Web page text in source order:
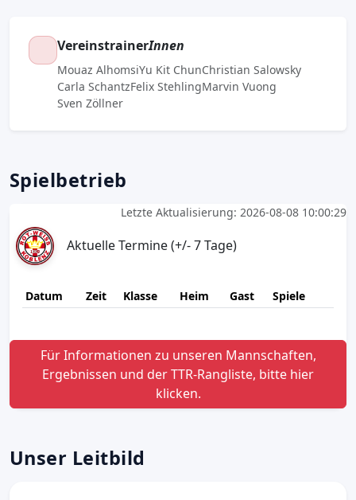
VereinstrainerInnen
Mouaz AlhomsiYu Kit ChunChristian Salowsky
Carla SchantzFelix StehlingMarvin Vuong
Sven Zöllner
Spielbetrieb
Letzte Aktualisierung: 2026-08-08 10:00:29
Aktuelle Termine (+/- 7 Tage)
Datum Zeit Klasse Heim Gast Spiele
Für Informationen zu unseren Mannschaften,
Ergebnissen und der TTR-Rangliste, bitte hier
klicken.
Unser Leitbild